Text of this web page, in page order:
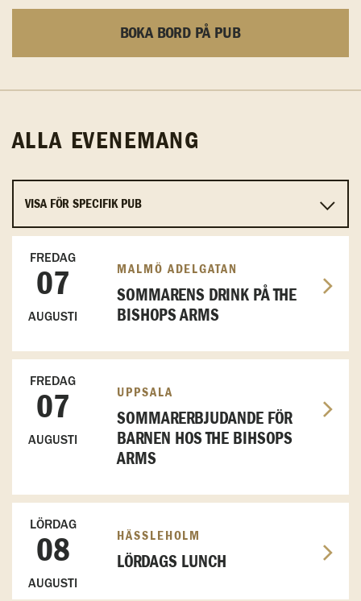
BOKA BORD PÅ PUB
ALLA EVENEMANG
FREDAG
07
AUGUSTI
MALMÖ ADELGATAN
SOMMARENS DRINK PÅ THE
BISHOPS ARMS
FREDAG
07
AUGUSTI
UPPSALA
SOMMARERBJUDANDE FÖR
BARNEN HOS THE BIHSOPS
ARMS
LÖRDAG
08
AUGUSTI
HÄSSLEHOLM
LÖRDAGS LUNCH